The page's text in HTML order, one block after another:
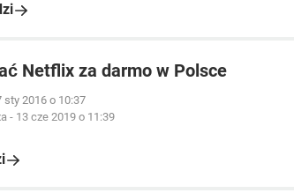
Netflix za darmo w Polsce
sty 2016 o 10:37
- 13 cze 2019 o 11:39